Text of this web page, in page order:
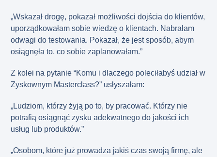
„Wskazał drogę, pokazał możliwości dojścia do klientów,
uporządkowałam sobie wiedzę o klientach. Nabrałam
odwagi do testowania. Pokazał, że jest sposób, abym
osiągnęła to, co sobie zaplanowałam.”
Z kolei na pytanie “Komu i dlaczego poleciłabyś udział w
Zyskownym Masterclass?” usłyszałam:
„Ludziom, którzy żyją po to, by pracować. Którzy nie
potrafią osiągnąć zysku adekwatnego do jakości ich
usług lub produktów.”
„Osobom, które już prowadza jakiś czas swoją firmę, ale